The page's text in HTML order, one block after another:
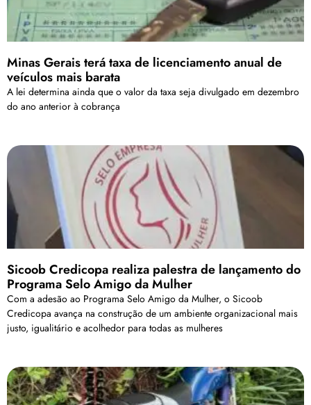
Minas Gerais terá taxa de licenciamento anual de
veículos mais barata
A lei determina ainda que o valor da taxa seja divulgado em dezembro
do ano anterior à cobrança
Sicoob Credicopa realiza palestra de lançamento do
Programa Selo Amigo da Mulher
Com a adesão ao Programa Selo Amigo da Mulher, o Sicoob
Credicopa avança na construção de um ambiente organizacional mais
justo, igualitário e acolhedor para todas as mulheres